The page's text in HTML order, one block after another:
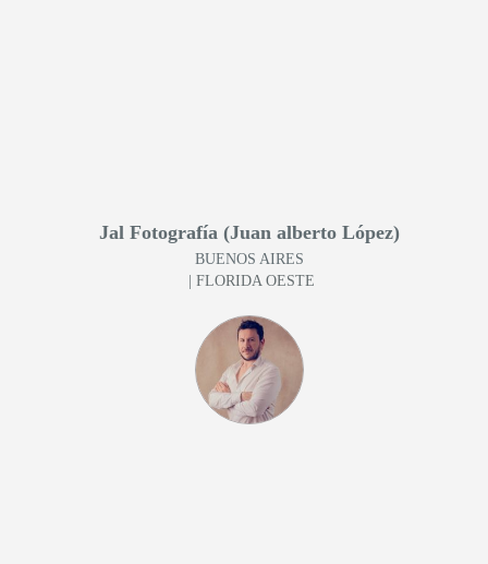
Jal Fotografía (Juan alberto López)
BUENOS AIRES
| FLORIDA OESTE